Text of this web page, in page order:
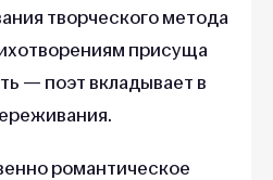
творческого метода
присуща
— поэт вкладывает в
романтическое